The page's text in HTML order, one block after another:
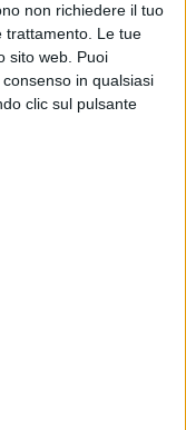
non richiedere il tuo
trattamento. Le tue
sito web. Puoi
in qualsiasi
clic sul pulsante